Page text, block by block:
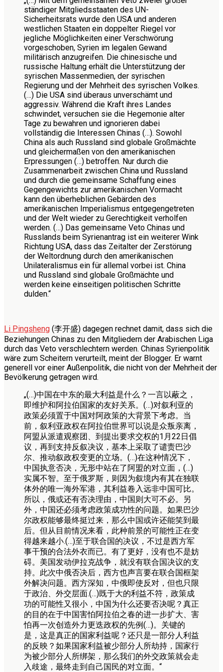
ständiger Mitgliedsstaaten des UN-
Sicherheitsrats wurde den USA und anderen
westlichen Staaten ein doppelter Riegel vor
jegliche Möglichkeiten einer Verschwörung
vorgeschoben, Syrien im legalen Gewand
militärisch anzugreifen. Die chinesische und
russische Haltung erhält die Unterstützung der
syrischen Massenmedien, der syrischen
Regierung und der Mehrheit des syrischen Volkes.
(…) Die USA sind überaus unverschämt und
aggressiv. Während die Kraft ihres Landes
schwindet, versuchen sie die Hegemonie alter
Tage zu bewahren und ignorieren dabei
vollständig die Interessen Chinas (…). Sowohl
China als auch Russland sind globale Großmächte
und gleichermaßen von den amerikanischen
Erpressungen (…) betroffen. Nur durch die
Zusammenarbeit zwischen China und Russland
und durch die gemeinsame Schaffung eines
Gegengewichts zur amerikanischen Vormacht
kann den überheblichen Gebärden des
amerikanischen Imperialismus entgegengetreten
und der Welt wieder zu Gerechtigkeit verholfen
werden. (…) Das gemeinsame Veto Chinas und
Russlands beim Syrienantrag ist ein weiterer Wink
Richtung USA, dass das Zeitalter der Zerstörung
der Weltordnung durch den amerikanischen
Unilateralismus ein für allemal vorbei ist. China
und Russland sind globale Großmächte und
werden keine einseitigen politischen Schritte
dulden.“
Li Pingsheng (李开盛) dagegen rechnet damit, dass sich die
Beziehungen Chinas zu den Mitgliedern der Arabischen Liga
durch das Veto verschlechtern werden. Chinas Syrienpolitik
wäre zum Scheitern verurteilt, meint der Blogger. Er warnt
generell vor einer Außenpolitik, die nicht von der Mehrheit der
Bevölkerung getragen wird.
„(…)中国在中东的最大利益是什么？一言以蔽之，
即维护和阿拉伯国家的友好关系。(…)对叙利亚的
政策必须置于中国对阿政策的大背景下考虑。当
前，叙利亚政权在阿拉伯世界可以说是众叛亲离，
阿盟从派遣观察团、到提出要求交权的1月22日倡
议，再到支持反叙决议，基本上采取了谴责巴沙
尔、推动叙政权变更的立场。(…)在这种情况下，
中国执意否决，无形中站在了阿盟的对立面，(…)
实属不智。至于俄罗斯，则因为叙境内有其在独联
体外的唯一海外军港，其利益卷入远非中国可比。
所以，俄或还有否决理由，中国则大可不必。另
外，中国还必须考虑政策成功性的问题。如果巴沙
尔政权能够最终挺过来，那么中国或许还能笑到最
后。但从目前情况来看，此种前景的可能性正在变
得越来越小.(…)至于联合国的决议，不过是西方军
事干预的合法外衣而已。有了更好，没有也不是妨
碍。美国发动伊拉克战争，就没有联合国决议的支
持。此次中俄否决后，西方也声言要在联合国框架
外解决问题。西方深知，中俄即使反对，但也只限
于政治、外交层面.(…)既于大的利益不符，政策成
功的可能性又很小，中国为什么还要否决呢？真正
的目的在于中国害怕阿拉伯之春的进一步扩大、害
怕再一次创造外力更迭政权的先例(…)。关键的
是，这是真正的国家利益呢？还只是一部分人利益
的反映？如果国家利益被少部分人所劫持，国家行
为被少部分人所绑架，那么我们的外交政策就会走
入歧途，最终走到自己国民的对立面。“